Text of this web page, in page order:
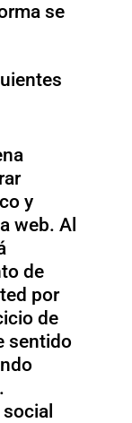
se
y
web. Al
de
por
de
sentido